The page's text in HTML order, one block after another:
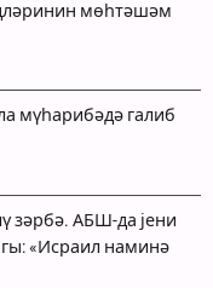
мөһтәшәм
мүһарибәдә галиб
зәрбә. АБШ-да јени
«Исраил наминә